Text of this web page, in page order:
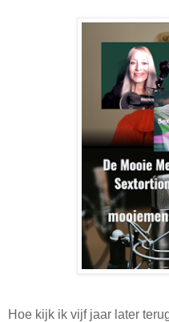
Hoe kijk ik vijf jaar later